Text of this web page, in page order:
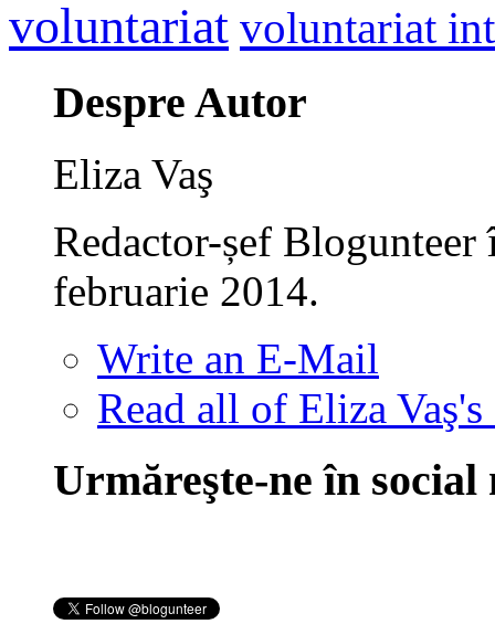
voluntariat voluntariat
Despre Autor
Eliza Vaş
Redactor-șef
februarie 2014.
Write an E-Mail
Read all of Eliza Vaş's
Urmăreşte-ne în social